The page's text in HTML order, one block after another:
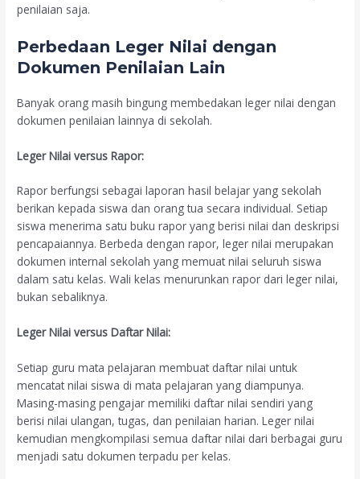
penilaian saja.
Perbedaan Leger Nilai dengan
Dokumen Penilaian Lain
Banyak orang masih bingung membedakan leger nilai dengan
dokumen penilaian lainnya di sekolah.
Leger Nilai versus Rapor:
Rapor berfungsi sebagai laporan hasil belajar yang sekolah
berikan kepada siswa dan orang tua secara individual. Setiap
siswa menerima satu buku rapor yang berisi nilai dan deskripsi
pencapaiannya. Berbeda dengan rapor, leger nilai merupakan
dokumen internal sekolah yang memuat nilai seluruh siswa
dalam satu kelas. Wali kelas menurunkan rapor dari leger nilai,
bukan sebaliknya.
Leger Nilai versus Daftar Nilai:
Setiap guru mata pelajaran membuat daftar nilai untuk
mencatat nilai siswa di mata pelajaran yang diampunya.
Masing-masing pengajar memiliki daftar nilai sendiri yang
berisi nilai ulangan, tugas, dan penilaian harian. Leger nilai
kemudian mengkompilasi semua daftar nilai dari berbagai guru
menjadi satu dokumen terpadu per kelas.